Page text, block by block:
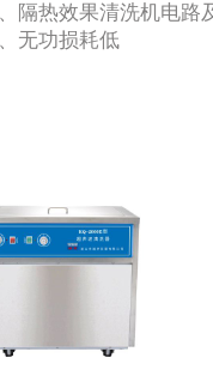
隔热效果清洗机电路
无功损耗低